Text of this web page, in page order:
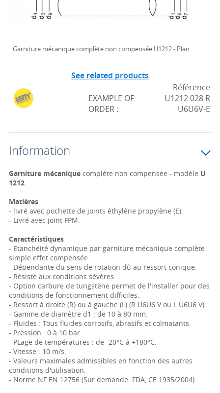
Garniture mécanique complète non compensée U1212 - Plan
See related products
EXAMPLE OF
ORDER :
Référence
U1212 028 R
U6U6V-E
Information
Garniture mécanique complète non compensée - modèle U
1212
Matières
- livré avec pochette de joints éthylène propylène (E).
- Livré avec joint FPM.
Caractéristiques
- Etanchéité dynamique par garniture mécanique complète
simple effet compensée.
- Dépendante du sens de rotation dû au ressort conique.
- Résiste aux conditions sévères.
- Option carbure de tungstène permet de l'installer pour des
conditions de fonctionnement difficiles.
- Ressort à droite (R) ou à gauche (L) (R U6U6 V ou L U6U6 V).
- Gamme de diamètre d1 : de 10 à 80 mm.
- Fluides : Tous fluides corrosifs, abrasifs et colmatants.
- Pression : 0 à 10 bar.
- PLage de températures : de -20°C à +180°C.
- Vitesse : 10 m/s.
- Valeurs maximales admissibles en fonction des autres
conditions d'utilisation.
- Norme NF EN 12756 (Sur demande: FDA, CE 1935/2004).